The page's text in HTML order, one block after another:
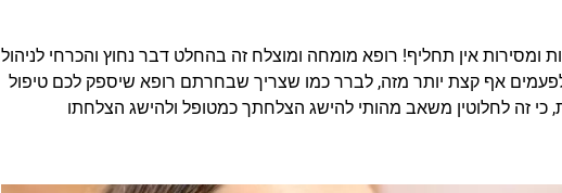
ומסירות אין תחליף! רופא מומחה ומוצלח זה בהחלט דבר נחוץ והכרחי לניהול
אף קצת יותר מזה, לברר כמו שצריך שבחרתם רופא שיספק לכם טיפול
כי זה לחלוטין משאב מהותי להישג הצלחתך כמטופל ולהישג הצלחתו